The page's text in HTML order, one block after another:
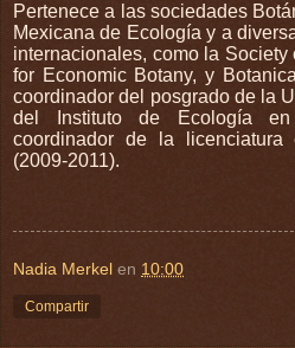
Pertenece a las sociedades
Mexicana de Ecología y a
internacionales, como la
for Economic Botany, y
coordinador del posgrado de la
del Instituto de Ecología
coordinador de la licenciatura
(2009-2011).
Nadia Merkel en 10:00
Compartir